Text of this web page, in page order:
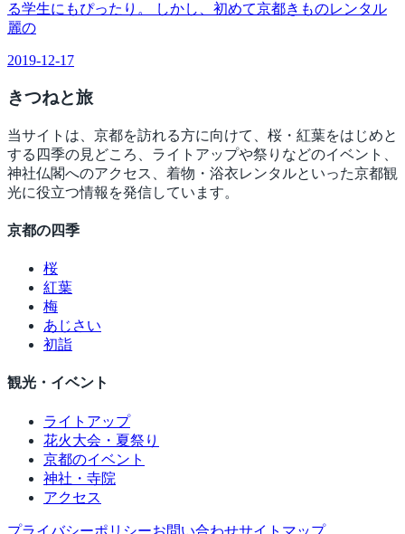
る学生にもぴったり。 しかし、初めて京都きものレンタル
麗の
2019-12-17
きつねと旅
当サイトは、京都を訪れる方に向けて、桜・紅葉をはじめと
する四季の見どころ、ライトアップや祭りなどのイベント、
神社仏閣へのアクセス、着物・浴衣レンタルといった京都観
光に役立つ情報を発信しています。
京都の四季
桜
紅葉
梅
あじさい
初詣
観光・イベント
ライトアップ
花火大会・夏祭り
京都のイベント
神社・寺院
アクセス
プライバシーポリシーお問い合わせサイトマップ